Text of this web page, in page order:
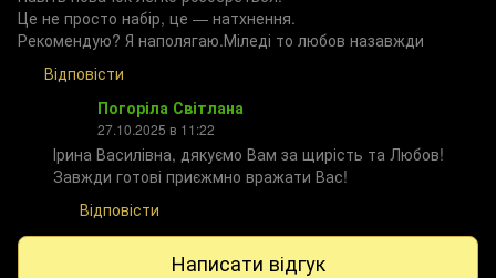
Це не просто набір, це — натхнення.
Рекомендую? Я наполягаю.Міледі то любов назавжди
Відповісти
Погоріла Світлана
27.10.2025 в 11:22
Ірина Василівна, дякуємо Вам за щирість та Любов!
Завжди готові приєжмно вражати Вас!
Відповісти
Написати відгук